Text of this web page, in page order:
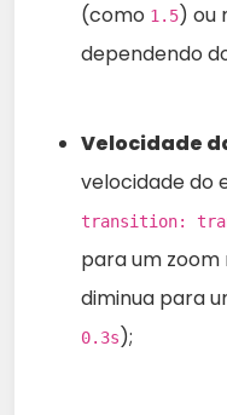
(como 1.5) ou
dependendo
Velocidade
velocidade do
transition:
para um
diminua para
0.3s);